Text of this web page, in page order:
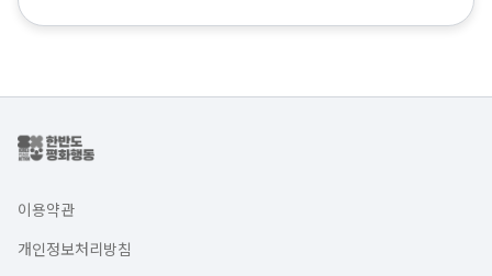
이용약관
개인정보처리방침